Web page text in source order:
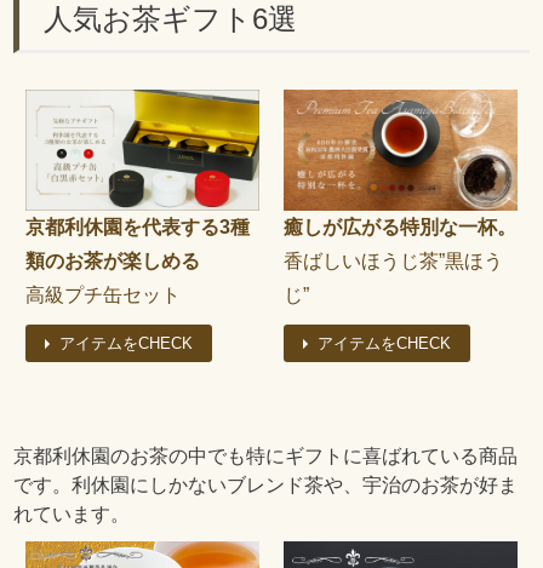
人気お茶ギフト6選
京都利休園を代表する3種
類のお茶が楽しめる
高級プチ缶セット
アイテムをCHECK
癒しが広がる特別な一杯。
香ばしいほうじ茶”黒ほう
じ”
アイテムをCHECK
京都利休園のお茶の中でも特にギフトに喜ばれている商品
です。利休園にしかないブレンド茶や、宇治のお茶が好ま
れています。